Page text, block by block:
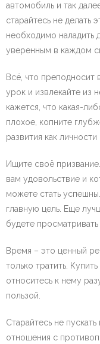
автомобиль и так
старайтесь не делать
необходимо наладить
уверенным в каждом
Всё, что преподносит
урок и извлекайте из
кажется, что какая-
плохое, копните
развития как
Ищите своё
вам удовольствие и
можете стать
главную цель. Еще
будете
Время – это ценный
только тратить.
относитесь к нему
пользой.
Старайтесь не
отношения с